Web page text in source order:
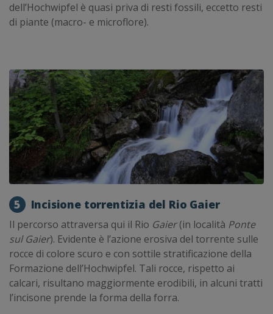
dell’Hochwipfel è quasi priva di resti fossili, eccetto resti
di piante (macro- e microflore).
5 Incisione torrentizia del Rio Gaier
Il percorso attraversa qui il Rio Gaier(in località Ponte
sul Gaier). Evidente è l’azione erosiva del torrente sulle
rocce di colore scuro e con sottile stratificazione della
Formazione dell’Hochwipfel. Tali rocce, rispetto ai
calcari, risultano maggiormente erodibili, in alcuni tratti
l’incisone prende la forma della forra.